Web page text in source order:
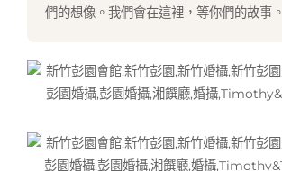
們的想像。我們會在這裡，等你們的故事。